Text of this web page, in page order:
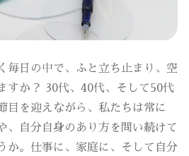
毎日の中で、ふと立ち止まり、空
すか？ 30代、40代、そして50代
目を迎えながら、私たちは常に
、自分自身のあり方を問い続けて
か。仕事に、家庭に、そして自分